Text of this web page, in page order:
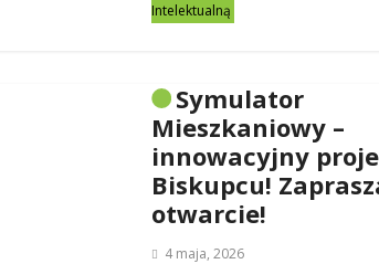
Intelektualną
Symulator
Mieszkaniowy –
innowacyjny
Biskupcu!
otwarcie!
4 maja, 2026